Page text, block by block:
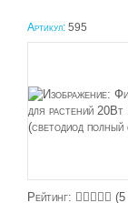
Артикул: 595
Рейтинг: (5